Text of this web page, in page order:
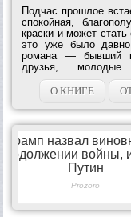
Подчас прошлое
спокойная,
краски и может
это уже было
романа — бывший
друзья, молодые
оказываются в
провокации. У них
О КНИГЕ